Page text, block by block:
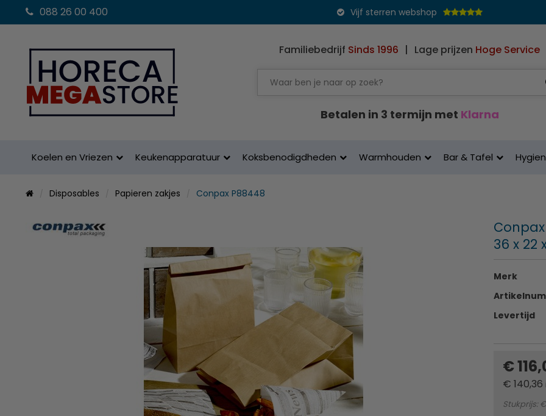
088 26 00 400 Vijf sterren webshop
Familiebedrijf Sinds 1996 | Lage prijzen Hoge Service
Betalen in 3 termijn met Klarna
Koelen en Vriezen Keukenapparatuur Koksbenodigdheden Warmhouden Bar & Tafel
Disposables Papieren zakjes Conpax P88448
36 x 22
Merk
Levertijd
€
€ 140,36
Stukprijs: